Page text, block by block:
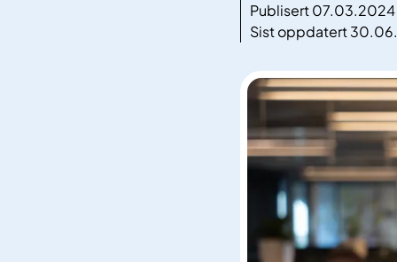
Publisert 07.03.2024
Sist oppdatert